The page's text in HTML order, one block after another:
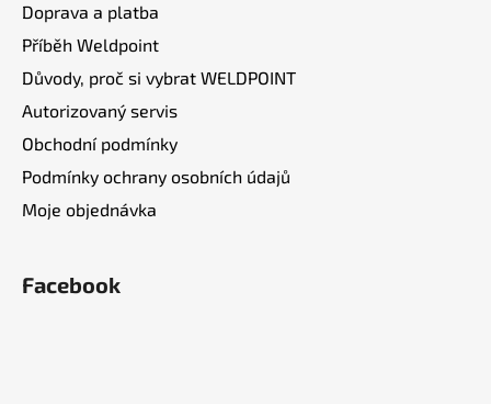
Doprava a platba
Příběh Weldpoint
Důvody, proč si vybrat WELDPOINT
Autorizovaný servis
Obchodní podmínky
Podmínky ochrany osobních údajů
Moje objednávka
Facebook